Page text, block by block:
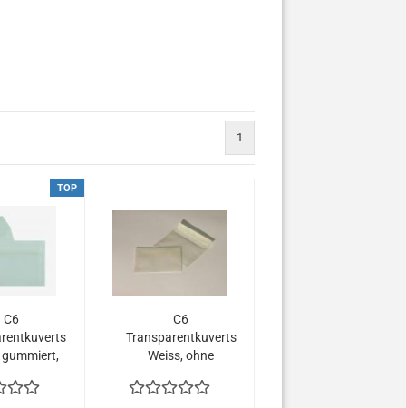
1
TOP
C6
gummiert,
C6
Transparentkuverts
Weiss, ohne
Haftklebung